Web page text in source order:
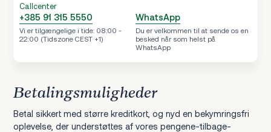
Callcenter
+385 91 315 5550
Vi er tilgængelige i tide: 08:00 -
22:00 (Tidszone CEST +1)
WhatsApp
Du er velkommen til at sende os en
besked når som helst på
WhatsApp
Betalingsmuligheder
Betal sikkert med større kreditkort, og nyd en bekymringsfri
oplevelse, der understøttes af vores pengene-tilbage-